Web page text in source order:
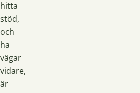
hitta
stöd,
och
ha
vägar
vidare,
är